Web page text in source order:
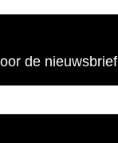
de nieuwsbrief